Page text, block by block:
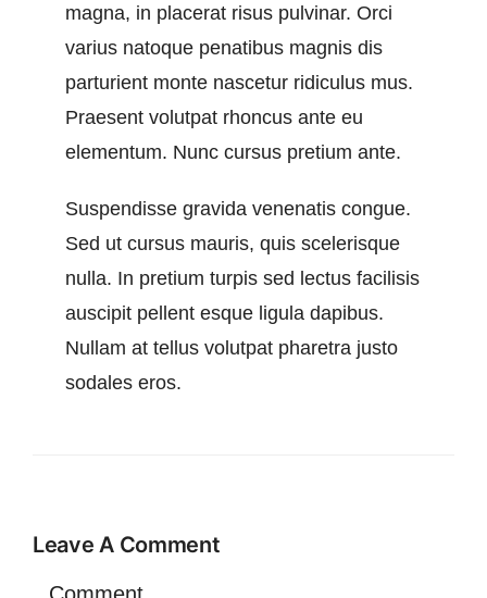
magna, in placerat risus pulvinar. Orci
varius natoque penatibus magnis dis
parturient monte nascetur ridiculus mus.
Praesent volutpat rhoncus ante eu
elementum. Nunc cursus pretium ante.
Suspendisse gravida venenatis congue.
Sed ut cursus mauris, quis scelerisque
nulla. In pretium turpis sed lectus facilisis
auscipit pellent esque ligula dapibus.
Nullam at tellus volutpat pharetra justo
sodales eros.
Leave A Comment
Comment